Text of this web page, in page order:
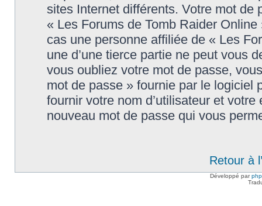
sites Internet différents. Votre mot de
« Les Forums de Tomb Raider
cas une personne affiliée de « Les
une d’une tierce partie ne peut vous
vous oubliez votre mot de passe,
mot de passe » fournie par le logiciel
fournir votre nom d’utilisateur et
nouveau mot de passe qui vous
Retour à
Développé par